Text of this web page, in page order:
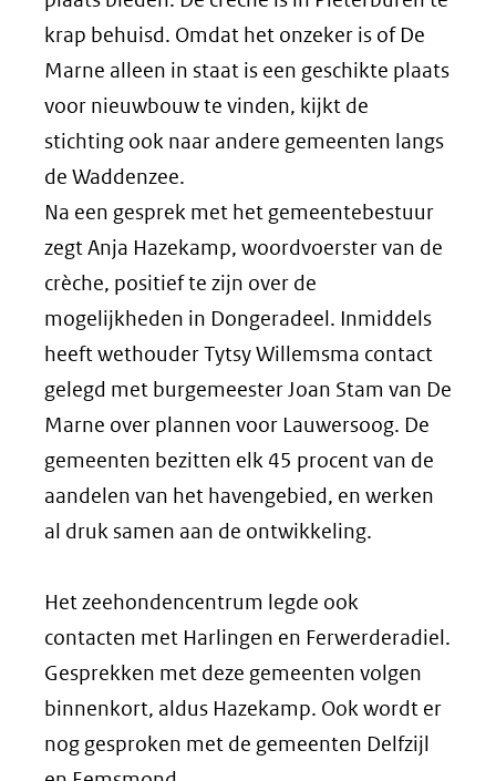
krap behuisd. Omdat het onzeker is of De
Marne alleen in staat is een geschikte plaats
voor nieuwbouw te vinden, kijkt de
stichting ook naar andere gemeenten langs
de Waddenzee.
Na een gesprek met het gemeentebestuur
zegt Anja Hazekamp, woordvoerster van de
crèche, positief te zijn over de
mogelijkheden in Dongeradeel. Inmiddels
heeft wethouder Tytsy Willemsma contact
gelegd met burgemeester Joan Stam van De
Marne over plannen voor Lauwersoog. De
gemeenten bezitten elk 45 procent van de
aandelen van het havengebied, en werken
al druk samen aan de ontwikkeling.
Het zeehondencentrum legde ook
contacten met Harlingen en Ferwerderadiel.
Gesprekken met deze gemeenten volgen
binnenkort, aldus Hazekamp. Ook wordt er
nog gesproken met de gemeenten Delfzijl